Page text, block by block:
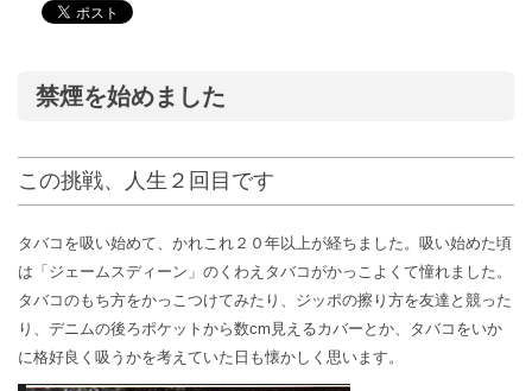
禁煙を始めました
この挑戦、人生２回目です
タバコを吸い始めて、かれこれ２０年以上が経ちました。吸い始めた頃
は「ジェームスディーン」のくわえタバコがかっこよくて憧れました。
タバコのもち方をかっこつけてみたり、ジッポの擦り方を友達と競った
り、デニムの後ろポケットから数cm見えるカバーとか、タバコをいか
に格好良く吸うかを考えていた日も懐かしく思います。